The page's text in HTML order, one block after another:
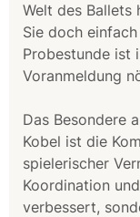
Welt des Ballets
Sie doch
Probestunde ist
Voranmeldung
Das Besondere
Kobel ist die
spielerischer
Koordination
verbessert,